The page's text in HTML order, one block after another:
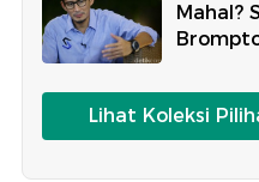
Mahal?
Lihat Koleksi